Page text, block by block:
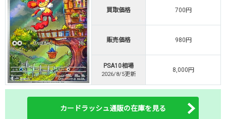
TORAオリパ
・リリース1周年イベント開催中！
・新規登録で最大90%OFF
初回登録で4種類アド確解放
TORAオリパ公式はこちら ＞
買取価格 700円
販売価格 980円
PSA10相場
2026/8/5更新
8,000円
カードラッシュ通販の在庫を見る